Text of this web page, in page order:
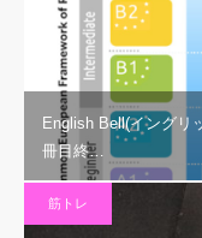
English Bell(イングリ
冊目終…
筋トレ